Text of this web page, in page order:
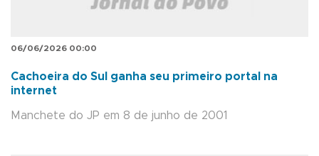
06/06/2026 00:00
Cachoeira do Sul ganha seu primeiro portal na
internet
Manchete do JP em 8 de junho de 2001